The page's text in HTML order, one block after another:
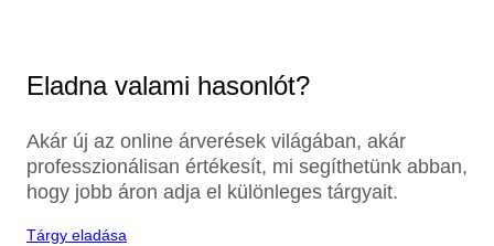
Eladna valami hasonlót?
Akár új az online árverések világában, akár
professzionálisan értékesít, mi segíthetünk abban,
hogy jobb áron adja el különleges tárgyait.
Tárgy eladása